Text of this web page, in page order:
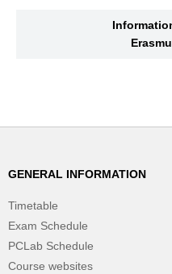
GENERAL INFORMATION
Timetable
Exam Schedule
PCLab Schedule
Course websites